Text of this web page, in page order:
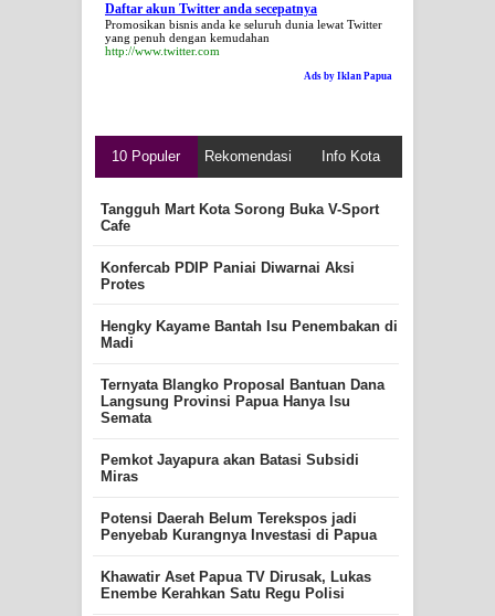
Daftar akun Twitter anda secepatnya
Promosikan bisnis anda ke seluruh dunia lewat Twitter
yang penuh dengan kemudahan
http://www.twitter.com
Ads by Iklan Papua
10 Populer Rekomendasi Info Kota
Tangguh Mart Kota Sorong Buka V-Sport
Cafe
Konfercab PDIP Paniai Diwarnai Aksi
Protes
Hengky Kayame Bantah Isu Penembakan di
Madi
Ternyata Blangko Proposal Bantuan Dana
Langsung Provinsi Papua Hanya Isu
Semata
Pemkot Jayapura akan Batasi Subsidi
Miras
Potensi Daerah Belum Terekspos jadi
Penyebab Kurangnya Investasi di Papua
Khawatir Aset Papua TV Dirusak, Lukas
Enembe Kerahkan Satu Regu Polisi